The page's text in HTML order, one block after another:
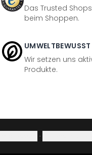
Das Trusted
beim Shoppen.
UMWELTBEWUSST
Wir setzen uns
Produkte.
·